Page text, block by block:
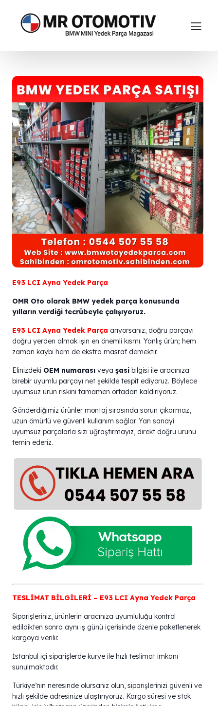
E93 LCI Ayna Yedek Parça
OMR Oto olarak BMW yedek parça konusunda
yılların verdiği tecrübeyle çalışıyoruz.
E93 LCI Ayna Yedek Parça arıyorsanız, doğru parçayı
doğru yerden almak işin en önemli kısmı. Yanlış ürün; hem
zaman kaybı hem de ekstra masraf demektir.
Elinizdeki OEM numarası veya şasi bilgisi ile aracınıza
birebir uyumlu parçayı net şekilde tespit ediyoruz. Böylece
uyumsuz ürün riskini tamamen ortadan kaldırıyoruz.
Gönderdiğimiz ürünler montaj sırasında sorun çıkarmaz,
uzun ömürlü ve güvenli kullanım sağlar. Yan sanayi
uyumsuz parçalarla sizi uğraştırmayız, direkt doğru ürünü
temin ederiz.
TESLİMAT BİLGİLERİ – E93 LCI Ayna Yedek Parça
Siparişleriniz, ürünlerin aracınıza uyumluluğu kontrol
edildikten sonra aynı iş günü içerisinde özenle paketlenerek
kargoya verilir.
İstanbul içi siparişlerde kurye ile hızlı teslimat imkanı
sunulmaktadır.
Türkiye’nin neresinde olursanız olun, siparişlerinizi güvenli ve
hızlı şekilde adresinize ulaştırıyoruz. Kargo süresi ve stok